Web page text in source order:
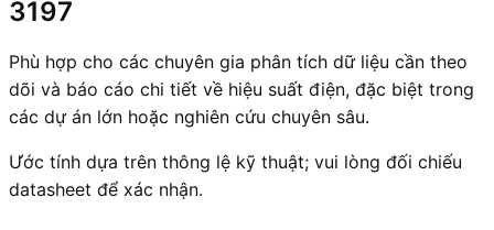
3197
Phù hợp cho các chuyên gia phân tích dữ liệu cần theo
dõi và báo cáo chi tiết về hiệu suất điện, đặc biệt trong
các dự án lớn hoặc nghiên cứu chuyên sâu.
Ước tính dựa trên thông lệ kỹ thuật; vui lòng đối chiếu
datasheet để xác nhận.